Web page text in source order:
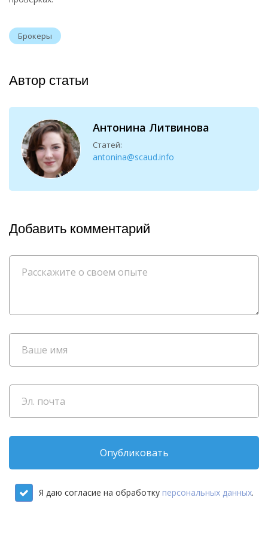
Брокеры
Автор статьи
Антонина Литвинова
Статей:
antonina@scaud.info
Добавить комментарий
Опубликовать
Я даю согласие на обработку персональных данных.